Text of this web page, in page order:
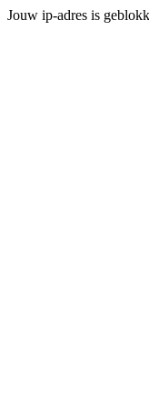
Jouw ip-adres is